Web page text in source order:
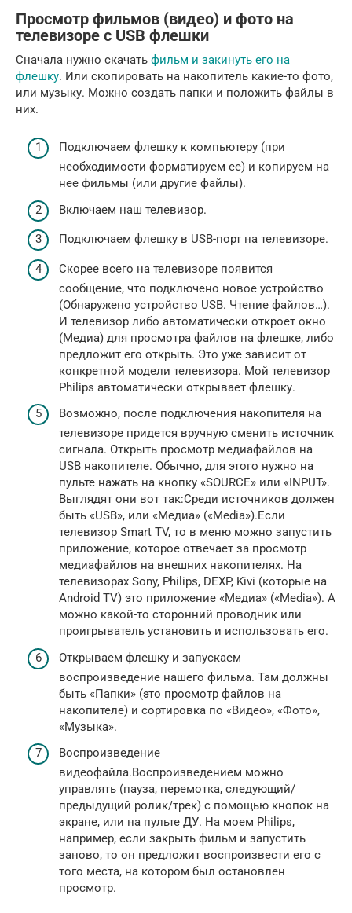
Просмотр фильмов (видео) и фото на
телевизоре с USB флешки
Сначала нужно скачать фильм и закинуть его на
флешку. Или скопировать на накопитель какие-то фото,
или музыку. Можно создать папки и положить файлы в
них.
Подключаем флешку к компьютеру (при
необходимости форматируем ее) и копируем на
нее фильмы (или другие файлы).
Включаем наш телевизор.
Подключаем флешку в USB-порт на телевизоре.
Скорее всего на телевизоре появится
сообщение, что подключено новое устройство
(Обнаружено устройство USB. Чтение файлов…).
И телевизор либо автоматически откроет окно
(Медиа) для просмотра файлов на флешке, либо
предложит его открыть. Это уже зависит от
конкретной модели телевизора. Мой телевизор
Philips автоматически открывает флешку.
Возможно, после подключения накопителя на
телевизоре придется вручную сменить источник
сигнала. Открыть просмотр медиафайлов на
USB накопителе. Обычно, для этого нужно на
пульте нажать на кнопку «SOURCE» или «INPUT».
Выглядят они вот так:Среди источников должен
быть «USB», или «Медиа» («Media»).Если
телевизор Smart TV, то в меню можно запустить
приложение, которое отвечает за просмотр
медиафайлов на внешних накопителях. На
телевизорах Sony, Philips, DEXP, Kivi (которые на
Android TV) это приложение «Медиа» («Media»). А
можно какой-то сторонний проводник или
проигрыватель установить и использовать его.
Открываем флешку и запускаем
воспроизведение нашего фильма. Там должны
быть «Папки» (это просмотр файлов на
накопителе) и сортировка по «Видео», «Фото»,
«Музыка».
Воспроизведение
видеофайла.Воспроизведением можно
управлять (пауза, перемотка, следующий/
предыдущий ролик/трек) с помощью кнопок на
экране, или на пульте ДУ. На моем Philips,
например, если закрыть фильм и запустить
заново, то он предложит воспроизвести его с
того места, на котором был остановлен
просмотр.